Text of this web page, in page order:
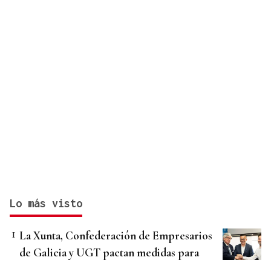
Lo más visto
La Xunta, Confederación de Empresarios
de Galicia y UGT pactan medidas para